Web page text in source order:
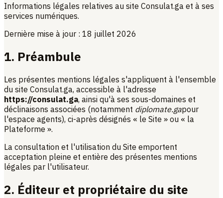
Informations légales relatives au site Consulat.ga et à ses
services numériques.
Dernière mise à jour : 18 juillet 2026
1. Préambule
Les présentes mentions légales s'appliquent à l'ensemble
du site Consulat.ga, accessible à l'adresse
https://consulat.ga, ainsi qu'à ses sous-domaines et
déclinaisons associées (notamment diplomate.gapour
l'espace agents), ci-après désignés « le Site » ou « la
Plateforme ».
La consultation et l'utilisation du Site emportent
acceptation pleine et entière des présentes mentions
légales par l'utilisateur.
2. Éditeur et propriétaire du site